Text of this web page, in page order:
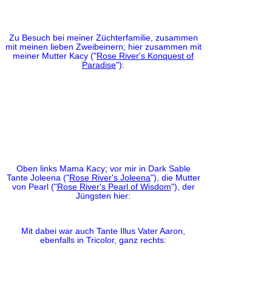
Zu Besuch bei meiner Züchterfamilie, zusammen
mit meinen lieben Zweibeinern; hier zusammen mit
meiner Mutter Kacy ("Rose River's Konquest of
Paradise"):
Oben links Mama Kacy; vor mir in Dark Sable
Tante Joleena ("Rose River's Joleena"), die Mutter
von Pearl ("Rose River's Pearl of Wisdom"), der
Jüngsten hier:
Mit dabei war auch Tante Illus Vater Aaron,
ebenfalls in Tricolor, ganz rechts: